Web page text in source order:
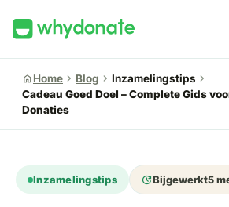
homeHome chevron_right Blog chevron_right Inzamelingstips chevron_right
Cadeau Goed Doel – Complete Gids
Donaties
Inzamelingstips updateBijgewerkt5